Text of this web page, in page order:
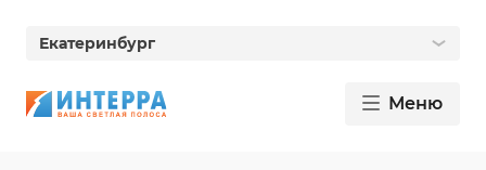
Екатеринбург
Меню